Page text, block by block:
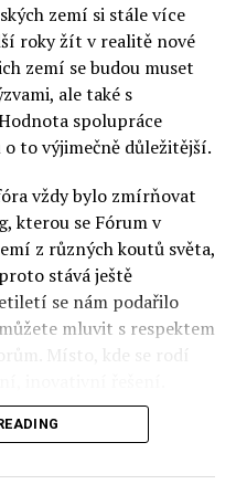
zemí si stále více
roky žít v realitě nové
zemí se budou muset
ale také s
spolupráce
to výjimečně důležitější.
vždy bylo zmírňovat
kterou se Fórum v
z různých koutů světa,
stává ještě
se nám podařilo
mluvit s respektem
Místo, kde se rodí
horizont činnosti je
šanci skutečně řešit